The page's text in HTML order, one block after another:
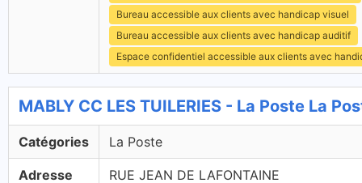
Bureau accessible aux clients avec handicap visuel
Bureau accessible aux clients avec handicap auditif
Espace confidentiel accessible aux clients avec
MABLY CC LES TUILERIES - La Poste La
Catégories La Poste
Adresse
RUE JEAN DE LAFONTAINE